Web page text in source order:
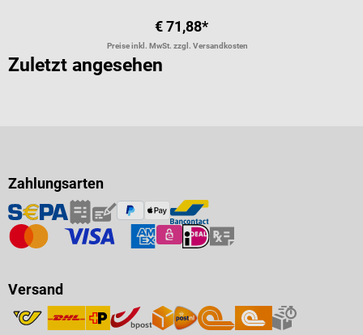
€ 71,88*
Preise inkl. MwSt. zzgl. Versandkosten
Zuletzt angesehen
Zahlungsarten
Versand